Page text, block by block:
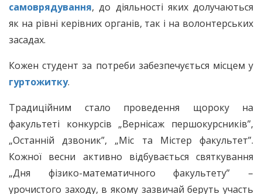
самоврядування, до діяльності яких долучаються
як на рівні керівних органів, так і на волонтерських
засадах.
Кожен студент за потреби забезпечується місцем у
гуртожитку.
Традиційним стало проведення щороку на
факультеті конкурсів „Вернісаж першокурсників”,
„Останній дзвоник”, „Міс та Містер факультет”.
Кожної весни активно відбувається святкування
„Дня фізико-математичного факультету” –
урочистого заходу, в якому зазвичай беруть участь